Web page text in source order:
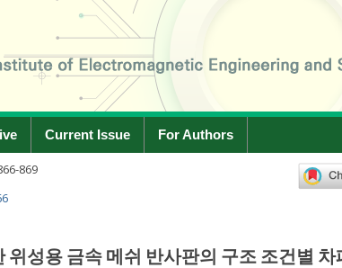
Current Issue For Authors
-869
성용 금속 메쉬 반사판의 구조 조건별 차